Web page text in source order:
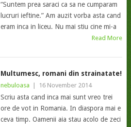
“Suntem prea saraci ca sa ne cumparam
lucruri ieftine.” Am auzit vorba asta cand
eram inca in liceu. Nu mai stiu cine mi-a
Read More
Multumesc, romani din strainatate!
nebuloasa 16 November 2014
Scriu asta cand inca mai sunt vreo trei
ore de vot in Romania. In diaspora mai e
ceva timp. Oamenii aia stau acolo de zeci